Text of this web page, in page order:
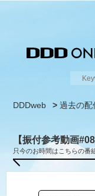
DDDweb >過去の配
【振付参考動画
只今のお時間はこちらの番